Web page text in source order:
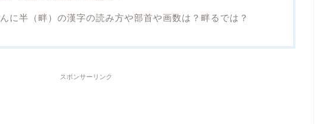
に半（畔）の漢字の読み方や部首や画数は？畔るでは？
スポンサーリンク